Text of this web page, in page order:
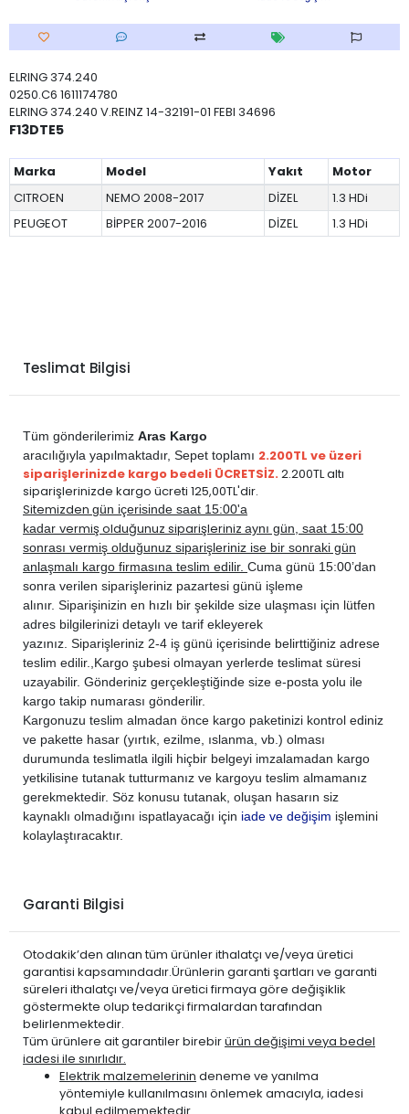
ELRING 374.240
0250.C6 1611174780
ELRING 374.240 V.REINZ 14-32191-01 FEBI 34696
F13DTE5
Marka Model Yakıt
Motor
CITROEN
NEMO 2008-2017 DİZEL
1.3 HDi
PEUGEOT
BİPPER 2007-2016 DİZEL 1.3 HDi
Teslimat Bilgisi
Tüm gönderilerimiz Aras Kargo
aracılığıyla yapılmaktadır, Sepet toplamı 2.200TL ve üzeri
siparişlerinizde kargo bedeli ÜCRETSİZ.2.200TL altı
siparişlerinizde kargo ücreti 125,00TL'dir.
Sitemizden gün içerisinde saat 15:00'a
kadar vermiş olduğunuz siparişleriniz aynı gün, saat 15:00
sonrası vermiş olduğunuz siparişleriniz ise bir sonraki gün
anlaşmalı kargo firmasına teslim edilir. Cuma günü 15:00’dan
sonra verilen siparişleriniz pazartesi günü işleme
alınır. Siparişinizin en hızlı bir şekilde size ulaşması için lütfen
adres bilgilerinizi detaylı ve tarif ekleyerek
yazınız. Siparişleriniz 2-4 iş günü içerisinde belirttiğiniz adrese
teslim edilir., Kargo şubesi olmayan yerlerde teslimat süresi
uzayabilir. Gönderiniz gerçekleştiğinde size e-posta yolu ile
kargo takip numarası gönderilir.
Kargonuzu teslim almadan önce kargo paketinizi kontrol ediniz
ve pakette hasar (yırtık, ezilme, ıslanma, vb.) olması
durumunda teslimatla ilgili hiçbir belgeyi imzalamadan kargo
yetkilisine tutanak tutturmanız ve kargoyu teslim almamanız
gerekmektedir. Söz konusu tutanak, oluşan hasarın siz
kaynaklı olmadığını ispatlayacağı için iade ve değişim işlemini
kolaylaştıracaktır.
Garanti Bilgisi
Otodakik’den alınan tüm ürünler ithalatçı ve/veya üretici
garantisi kapsamındadır.Ürünlerin garanti şartları ve garanti
süreleri ithalatçı ve/veya üretici firmaya göre değişiklik
göstermekte olup tedarikçi firmalardan tarafından
belirlenmektedir.
Tüm ürünlere ait garantiler birebirürün değişimi veya bedel
iadesi ile sınırlıdır.
Elektrik malzemelerinin deneme ve yanılma
yöntemiyle kullanılmasını önlemek amacıyla, iadesi